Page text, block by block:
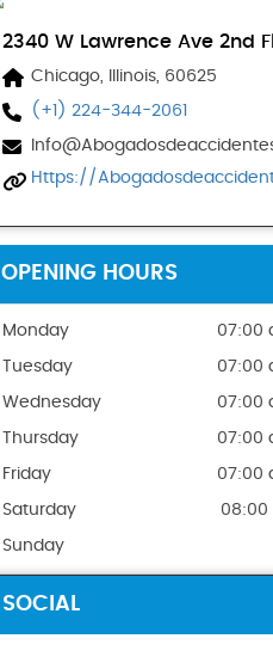
2340 W Lawrence Ave 2nd
Chicago, Illinois, 60625
(+1) 224-344-2061
Https://
OPENING HOURS
Monday 07:00
Tuesday 07:00
Wednesday 07:00
Thursday 07:00
Friday 07:00
Saturday 08:00
Sunday
SOCIAL